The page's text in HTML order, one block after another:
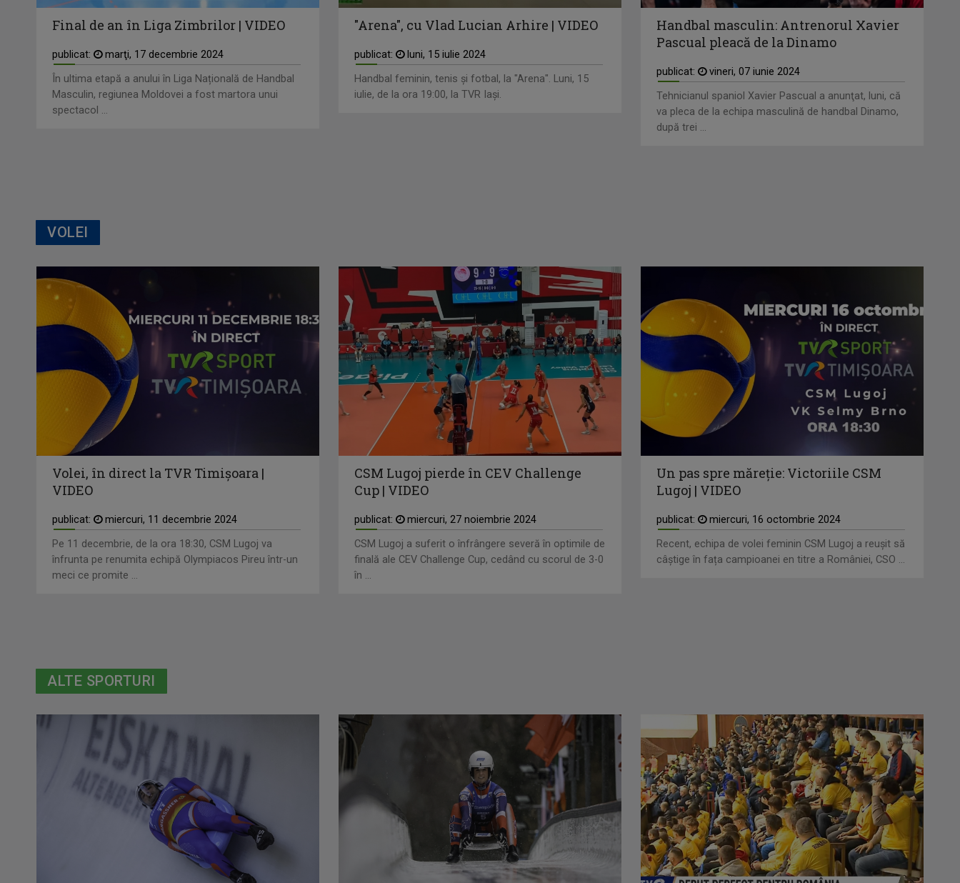
Final de an în Liga Zimbrilor | VIDEO
publicat:
marţi, 17 decembrie 2024
În ultima etapă a anului în Liga Națională de Handbal
Masculin, regiunea Moldovei a fost martora unui
spectacol ...
"Arena", cu Vlad Lucian Arhire | VIDEO
publicat:
luni, 15 iulie 2024
Handbal feminin, tenis și fotbal, la "Arena". Luni, 15
iulie, de la ora 19:00, la TVR Iași.
Handbal masculin: Antrenorul Xavier
Pascual pleacă de la Dinamo
publicat:
vineri, 07 iunie 2024
Tehnicianul spaniol Xavier Pascual a anunţat, luni, că
va pleca de la echipa masculină de handbal Dinamo,
după trei ...
VOLEI
Volei, în direct la TVR Timișoara |
VIDEO
publicat:
miercuri, 11 decembrie 2024
Pe 11 decembrie, de la ora 18:30, CSM Lugoj va
înfrunta pe renumita echipă Olympiacos Pireu într-un
meci ce promite ...
CSM Lugoj pierde în CEV Challenge
Cup | VIDEO
publicat:
miercuri, 27 noiembrie 2024
CSM Lugoj a suferit o înfrângere severă în optimile de
finală ale CEV Challenge Cup, cedând cu scorul de 3-0
în ...
Un pas spre măreție: Victoriile CSM
Lugoj | VIDEO
publicat:
miercuri, 16 octombrie 2024
Recent, echipa de volei feminin CSM Lugoj a reușit să
câștige în fața campioanei en titre a României, CSO ...
ALTE SPORTURI